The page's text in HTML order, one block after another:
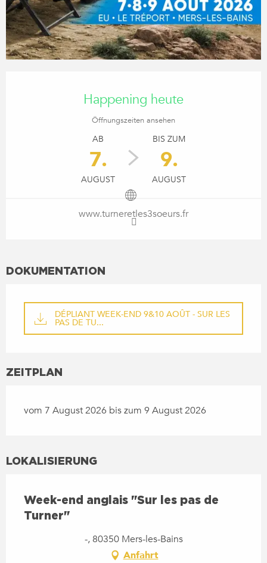
Happening heute
Öffnungszeiten ansehen
AB
7.
AUGUST
BIS ZUM
9.
AUGUST
www.turneretles3soeurs.fr
DOKUMENTATION
DÉPLIANT WEEK-END 9&10 AOÛT - SUR LES
PAS DE TU...
ZEITPLAN
vom 7 August 2026 bis zum 9 August 2026
LOKALISIERUNG
Week-end anglais "Sur les pas de
Turner"
-, 80350 Mers-les-Bains
Anfahrt